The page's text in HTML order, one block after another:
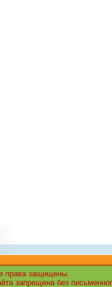
права защищены.
запрещена без